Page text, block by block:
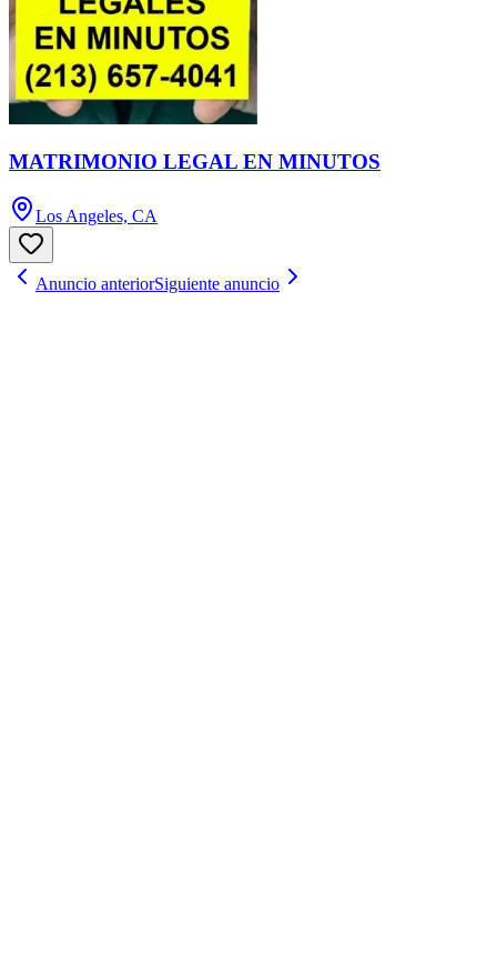
MATRIMONIO LEGAL EN MINUTOS
Los Angeles, CA
Anuncio anteriorSiguiente anuncio